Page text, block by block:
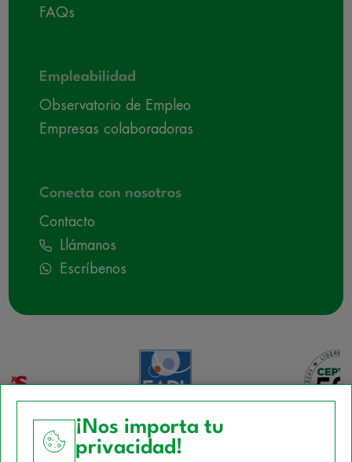
FAQs
Empleabilidad
Observatorio de Empleo
Empresas colaboradoras
Conecta con nosotros
Contacto
Llámanos
Escríbenos
¡Nos importa tu
privacidad!